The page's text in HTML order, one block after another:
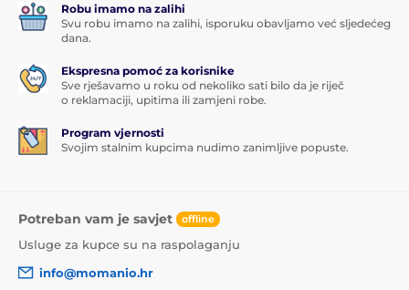
Robu imamo na zalihi
Svu robu imamo na zalihi, isporuku obavljamo već sljedećeg
dana.
Ekspresna pomoć za korisnike
Sve rješavamo u roku od nekoliko sati bilo da je riječ
o reklamaciji, upitima ili zamjeni robe.
Program vjernosti
Svojim stalnim kupcima nudimo zanimljive popuste.
Potreban vam je savjet offline
Usluge za kupce su na raspolaganju
info@momanio.hr